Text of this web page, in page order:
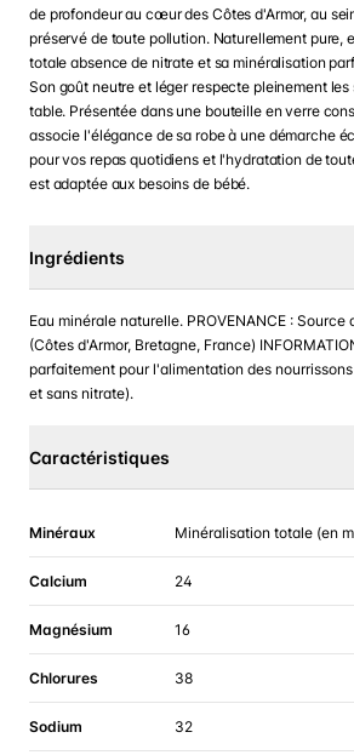
de profondeur au cœur des Côtes d'Armor, au
préservé de toute pollution. Naturellement pure,
totale absence de nitrate et sa minéralisation
Son goût neutre et léger respecte pleinement
table. Présentée dans une bouteille en verre
associe l'élégance de sa robe à une démarche
pour vos repas quotidiens et l'hydratation de
est adaptée aux besoins de bébé.
Ingrédients
Eau minérale naturelle. PROVENANCE :
(Côtes d'Armor, Bretagne, France)
parfaitement pour l'alimentation des
et sans nitrate).
Caractéristiques
Minéraux Minéralisation totale (en
Calcium 24
Magnésium 16
Chlorures 38
Sodium 32